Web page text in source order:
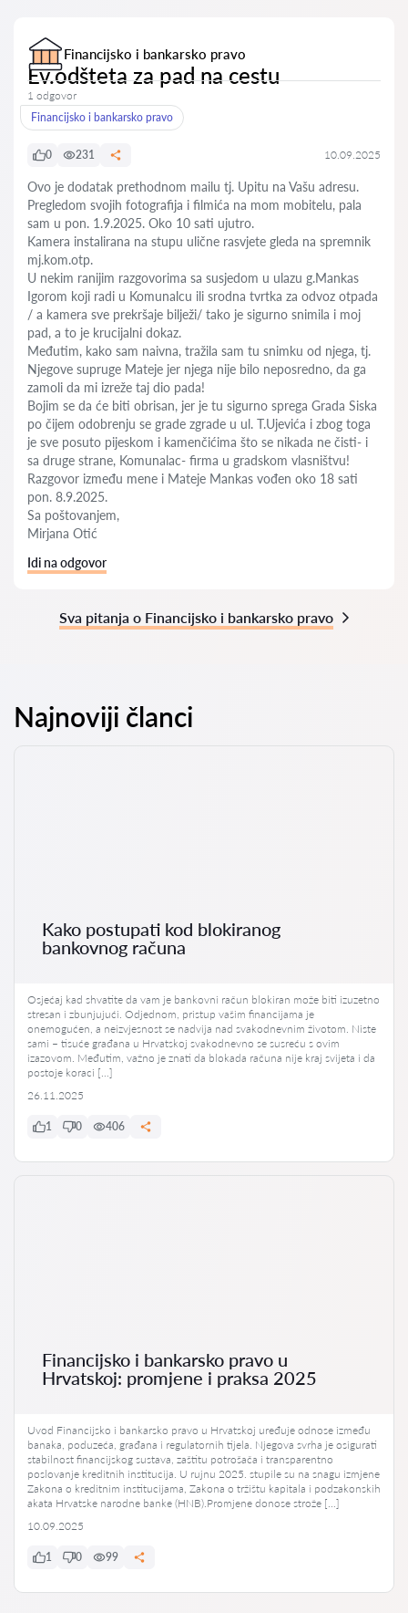
Financijsko i bankarsko pravo
Ev.odšteta za pad na cestu
1 odgovor
Financijsko i bankarsko pravo
0 231 10.09.2025
Ovo je dodatak prethodnom mailu tj. Upitu na Vašu adresu.
Pregledom svojih fotografija i filmića na mom mobitelu, pala
sam u pon. 1.9.2025. Oko 10 sati ujutro.
Kamera instalirana na stupu ulične rasvjete gleda na spremnik
mj.kom.otp.
U nekim ranijim razgovorima sa susjedom u ulazu g.Mankas
Igorom koji radi u Komunalcu ili srodna tvrtka za odvoz otpada
/ a kamera sve prekršaje bilježi/ tako je sigurno snimila i moj
pad, a to je krucijalni dokaz.
Međutim, kako sam naivna, tražila sam tu snimku od njega, tj.
Njegove supruge Mateje jer njega nije bilo neposredno, da ga
zamoli da mi izreže taj dio pada!
Bojim se da će biti obrisan, jer je tu sigurno sprega Grada Siska
po čijem odobrenju se grade zgrade u ul. T.Ujevića i zbog toga
je sve posuto pijeskom i kamenčićima što se nikada ne čisti- i
sa druge strane, Komunalac- firma u gradskom vlasništvu!
Razgovor između mene i Mateje Mankas vođen oko 18 sati
pon. 8.9.2025.
Sa poštovanjem,
Mirjana Otić
Idi na odgovor
Sva pitanja o Financijsko i bankarsko pravo
Najnoviji članci
Kako postupati kod blokiranog
bankovnog računa
Osjećaj kad shvatite da vam je bankovni račun blokiran može biti izuzetno
stresan i zbunjujući. Odjednom, pristup vašim financijama je
onemogućen, a neizvjesnost se nadvija nad svakodnevnim životom. Niste
sami – tisuće građana u Hrvatskoj svakodnevno se susreću s ovim
izazovom. Međutim, važno je znati da blokada računa nije kraj svijeta i da
postoje koraci […]
26.11.2025
1 0 406
Financijsko i bankarsko pravo u
Hrvatskoj: promjene i praksa 2025
Uvod Financijsko i bankarsko pravo u Hrvatskoj uređuje odnose između
banaka, poduzeća, građana i regulatornih tijela. Njegova svrha je osigurati
stabilnost financijskog sustava, zaštitu potrošača i transparentno
poslovanje kreditnih institucija. U rujnu 2025. stupile su na snagu izmjene
Zakona o kreditnim institucijama, Zakona o tržištu kapitala i podzakonskih
akata Hrvatske narodne banke (HNB).Promjene donose strože […]
10.09.2025
1 0 99